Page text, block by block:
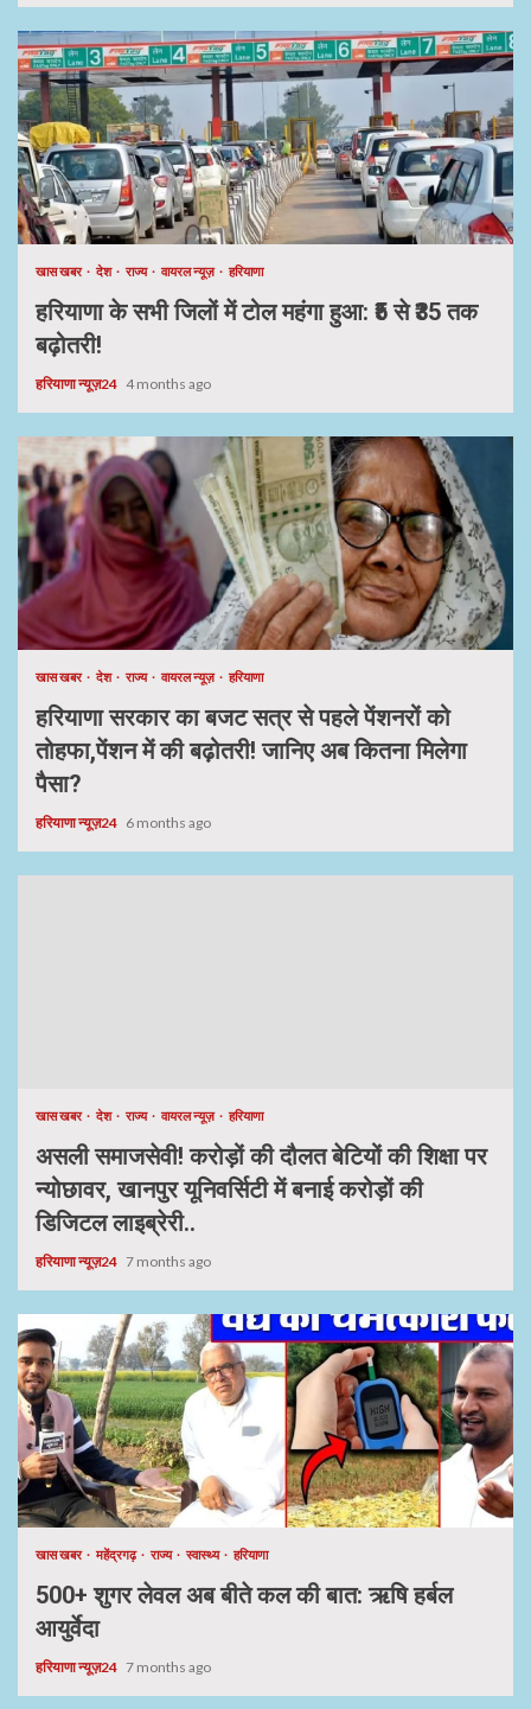
खास खबर देश राज्य वायरल न्यूज़ हरियाणा
हरियाणा के सभी जिलों में टोल महंगा हुआ: ₹5 से ₹35 तक
बढ़ोतरी!
हरियाणा न्यूज़24 4 months ago
खास खबर देश राज्य वायरल न्यूज़ हरियाणा
हरियाणा सरकार का बजट सत्र से पहले पेंशनरों को
तोहफा,पेंशन में की बढ़ोतरी! जानिए अब कितना मिलेगा
पैसा?
हरियाणा न्यूज़24 6 months ago
खास खबर देश राज्य वायरल न्यूज़ हरियाणा
असली समाजसेवी! करोड़ों की दौलत बेटियों की शिक्षा पर
न्योछावर, खानपुर यूनिवर्सिटी में बनाई करोड़ों की
डिजिटल लाइब्रेरी..
हरियाणा न्यूज़24 7 months ago
खास खबर महेंद्रगढ़ राज्य स्वास्थ्य हरियाणा
500+ शुगर लेवल अब बीते कल की बात: ऋषि हर्बल
आयुर्वेदा
हरियाणा न्यूज़24 7 months ago